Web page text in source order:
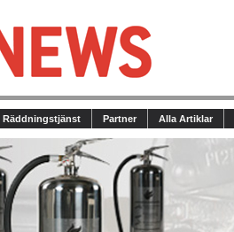
Räddningstjänst Partner Alla Artiklar